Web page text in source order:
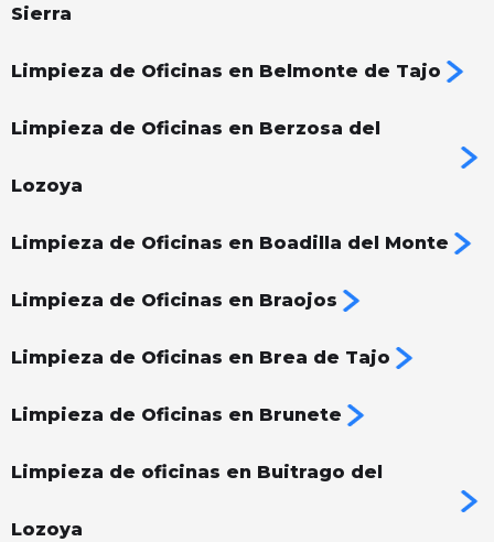
Sierra
Limpieza de Oficinas en Belmonte de Tajo
Limpieza de Oficinas en Berzosa del
Lozoya
Limpieza de Oficinas en Boadilla del Monte
Limpieza de Oficinas en Braojos
Limpieza de Oficinas en Brea de Tajo
Limpieza de Oficinas en Brunete
Limpieza de oficinas en Buitrago del
Lozoya